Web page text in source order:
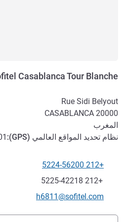
Casablanca Tour Blanche
Rue Sidi Belyout
20000
CASABLANCA
المغرب
نظام تحديد المواقع العالمي (GPS
):
الهاتف
+212 5224-56200
فاكس
+212 5225-42218
تواصل معنا عبر البريد الإلكتروني
h6811@sofitel.com